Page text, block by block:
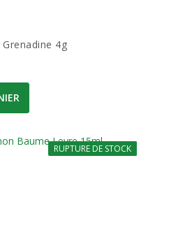
4g
-20%
RUPTURE DE STOCK